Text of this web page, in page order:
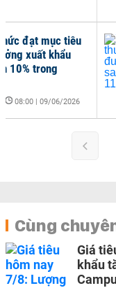
đạt mục tiêu
xuất khẩu
10% trong
08:00 | 09/06/2026
Cùng
Giá
khẩu